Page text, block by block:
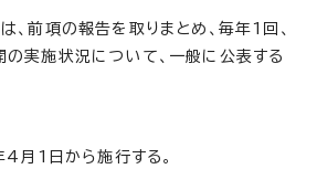
前項の報告を取りまとめ、毎年1回、
実施状況について、一般に公表する
月1日から施行する。